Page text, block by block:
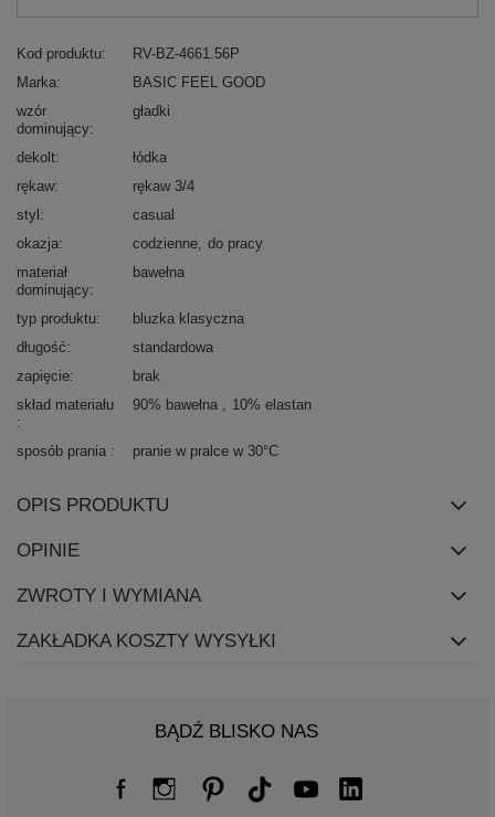
Kod produktu
RV-BZ-4661.56P
Marka
BASIC FEEL GOOD
wzór
dominujący
gładki
dekolt
łódka
rękaw
rękaw 3/4
styl
casual
okazja
codzienne do pracy
materiał
dominujący
bawełna
typ produktu
bluzka klasyczna
długość
standardowa
zapięcie
brak
skład materiału
90% bawełna 10% elastan
sposób prania pranie w pralce w 30°C
OPIS PRODUKTU
OPINIE
ZWROTY I WYMIANA
ZAKŁADKA KOSZTY WYSYŁKI
BĄDŹ BLISKO NAS